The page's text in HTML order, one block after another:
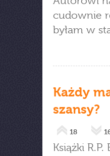
cudownie
byłam w
Każdy
szansy?
18
Książki